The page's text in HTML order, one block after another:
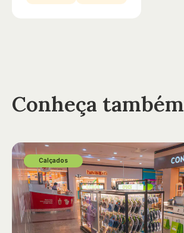
Conheça também
Calçados